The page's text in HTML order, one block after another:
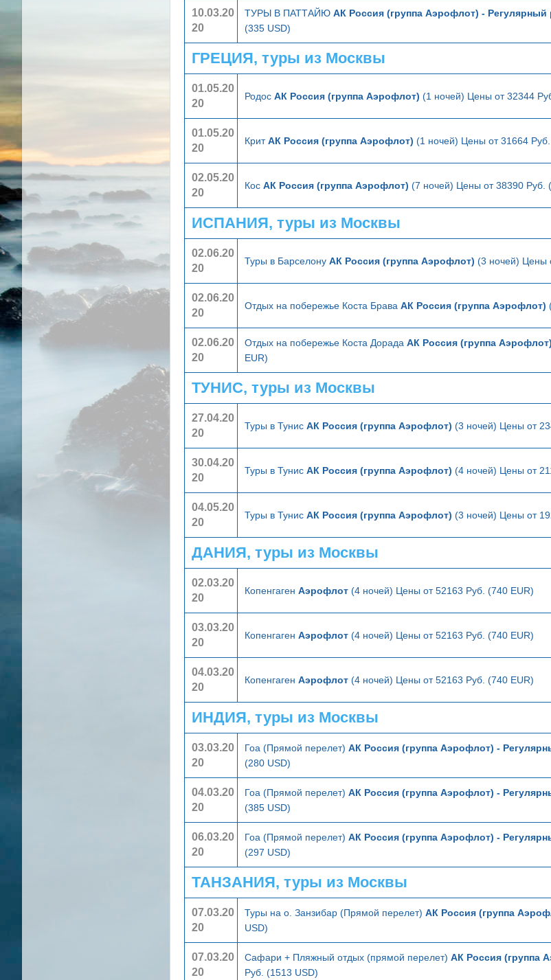
10.03.20
20
ТУРЫ В ПАТТАЙЮ АК Россия (группа Аэрофлот) - Регулярный
(335 USD)
ГРЕЦИЯ, туры из Москвы
01.05.20
20
Родос АК Россия (группа Аэрофлот) (1 ночей) Цены от 32344
01.05.20
20
КритАК Россия (группа Аэрофлот) (1 ночей) Цены от 31664
02.05.20
20
Кос АК Россия (группа Аэрофлот) (7 ночей) Цены от 38390 Руб.
ИСПАНИЯ, туры из Москвы
02.06.20
20
Туры в Барселону АК Россия (группа Аэрофлот) (3 ночей) Цены
02.06.20
20
Отдых на побережье Коста Брава АК Россия (группа Аэрофлот)
02.06.20
20
Отдых на побережье Коста Дорада АК Россия (группа Аэрофлот)
EUR)
ТУНИС, туры из Москвы
27.04.20
20
Туры в Тунис АК Россия (группа Аэрофлот) (3 ночей) Цены от
30.04.20
20
Туры в Тунис АК Россия (группа Аэрофлот) (4 ночей) Цены от
04.05.20
20
Туры в Тунис АК Россия (группа Аэрофлот) (3 ночей) Цены от
ДАНИЯ, туры из Москвы
02.03.20
20
Копенгаген Аэрофлот (4 ночей) Цены от 52163 Руб. (740 EUR)
03.03.20
20
Копенгаген Аэрофлот (4 ночей) Цены от 52163 Руб. (740 EUR)
04.03.20
20
Копенгаген Аэрофлот (4 ночей) Цены от 52163 Руб. (740 EUR)
ИНДИЯ, туры из Москвы
03.03.20
20
Гоа (Прямой перелет) АК Россия (группа Аэрофлот) -
(280 USD)
04.03.20
20
Гоа (Прямой перелет) АК Россия (группа Аэрофлот) -
(385 USD)
06.03.20
20
Гоа (Прямой перелет) АК Россия (группа Аэрофлот) -
(297 USD)
ТАНЗАНИЯ, туры из Москвы
07.03.20
20
Туры на о. Занзибар (Прямой перелет) АК Россия (группа
USD)
07.03.20
20
Сафари + Пляжный отдых (прямой перелет) АК Россия (группа
Руб. (1513 USD)